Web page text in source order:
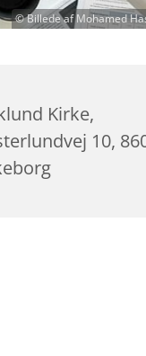
© Billede af Mohamed
Kirke,
10,